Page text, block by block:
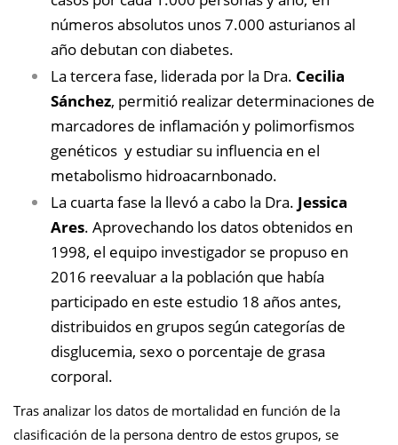
números absolutos unos 7.000 asturianos al
año debutan con diabetes.
La tercera fase, liderada por la Dra. Cecilia
Sánchez, permitió realizar determinaciones de
marcadores de inflamación y polimorfismos
genéticos y estudiar su influencia en el
metabolismo hidroacarnbonado.
La cuarta fase la llevó a cabo la Dra. Jessica
Ares. Aprovechando los datos obtenidos en
1998, el equipo investigador se propuso en
2016 reevaluar a la población que había
participado en este estudio 18 años antes,
distribuidos en grupos según categorías de
disglucemia, sexo o porcentaje de grasa
corporal.
Tras analizar los datos de mortalidad en función de la
clasificación de la persona dentro de estos grupos, se